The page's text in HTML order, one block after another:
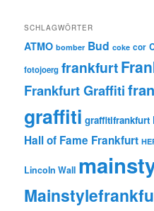
SCHLAGWÖRTER
ATMO bomber Bud coke cor
fotojoerg frankfurt
Frankfurt Graffiti
graffiti graffitifrankfurt
Hall of Fame Frankfurt
Lincoln Wall